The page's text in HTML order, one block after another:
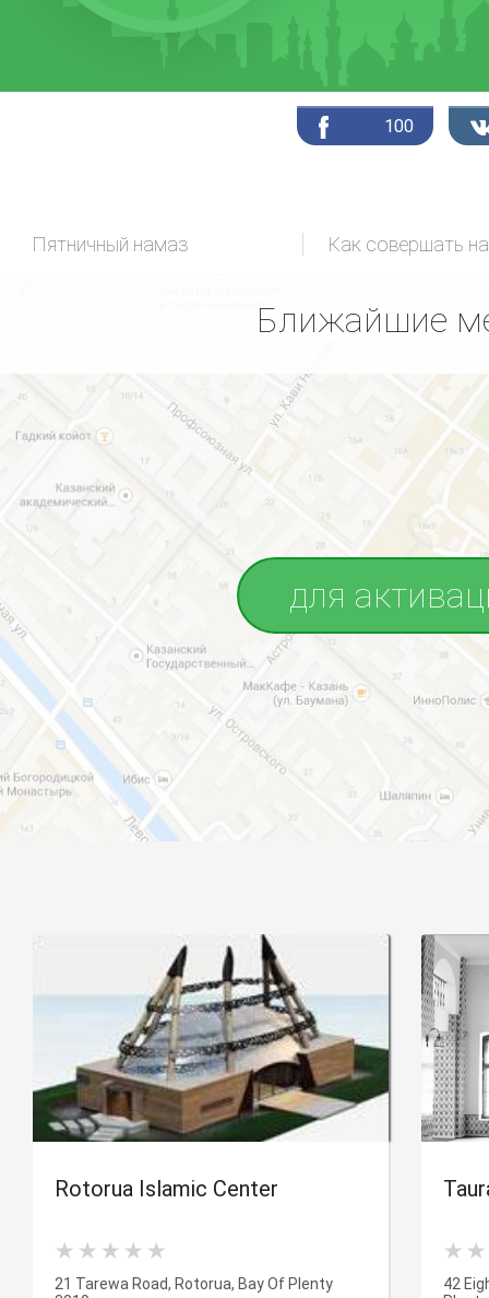
100
Пятничный намаз Как совершать
Ближайшие
для
Rotorua Islamic Center
21 Tarewa Road, Rotorua, Bay Of Plenty
42